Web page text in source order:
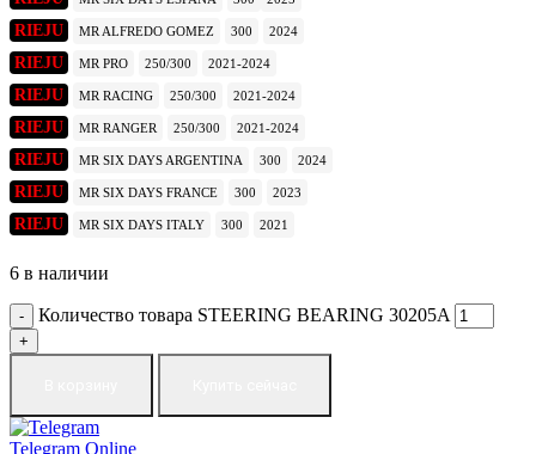
RIEJU MR ALFREDO GOMEZ 300 2024
RIEJU MR PRO 250/300 2021-2024
RIEJU MR RACING 250/300 2021-2024
RIEJU MR RANGER 250/300 2021-2024
RIEJU MR SIX DAYS ARGENTINA 300 2024
RIEJU MR SIX DAYS FRANCE 300 2023
RIEJU MR SIX DAYS ITALY 300 2021
6 в наличии
Количество товара STEERING BEARING 30205A
Telegram Online